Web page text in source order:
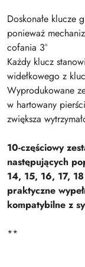
Doskonałe klucze
ponieważ
cofania 3°
Każdy klucz
widełkowego z
Wyprodukowane
w hartowany
zwiększa
10-częściowy
następujących
14, 15, 16, 17,
praktyczne
kompatybilne z
**